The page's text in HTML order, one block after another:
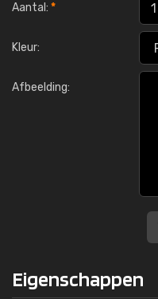
Aantal: *
Kleur:
Afbeelding:
Eigenschappen